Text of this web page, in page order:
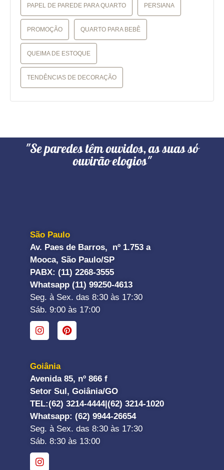
PAPEL DE PAREDE PARA QUARTO PERSIANA
PROMOÇÃO QUARTO PARA BEBÊ
QUEIMA DE ESTOQUE
TENDÊNCIAS DE DECORAÇÃO
"Se paredes têm ouvidos, as suas só
ouvirão elogios"
São Paulo
Av. Paes de Barros, nº 1.753 a
Mooca, São Paulo/SP
PABX: (11) 2268-3555
Whatsapp (11) 99250-4613
Seg. à Sex. das 8:30 às 17:30
Sáb. 9:00 às 17:00
Goiânia
Avenida 85, nº 866 f
Setor Sul, Goiânia/GO
TEL:(62) 3214-4444|(62) 3214-1020
Whatsapp: (62) 9944-26654
Seg. à Sex. das 8:30 às 17:30
Sáb. 8:30 às 13:00